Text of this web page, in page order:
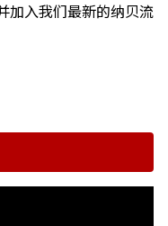
加入我们最新的纳贝流